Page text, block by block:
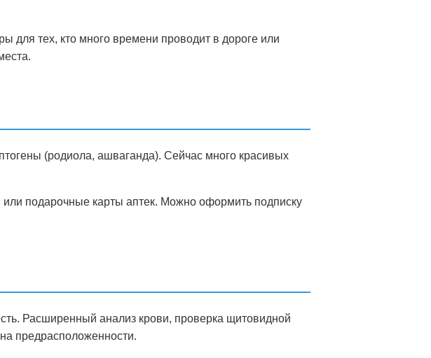
для тех, кто много времени проводит в дороге или
(родиола, ашваганда). Сейчас много красивых
подарочные карты аптек. Можно оформить подписку
Расширенный анализ крови, проверка щитовидной
предрасположенности.